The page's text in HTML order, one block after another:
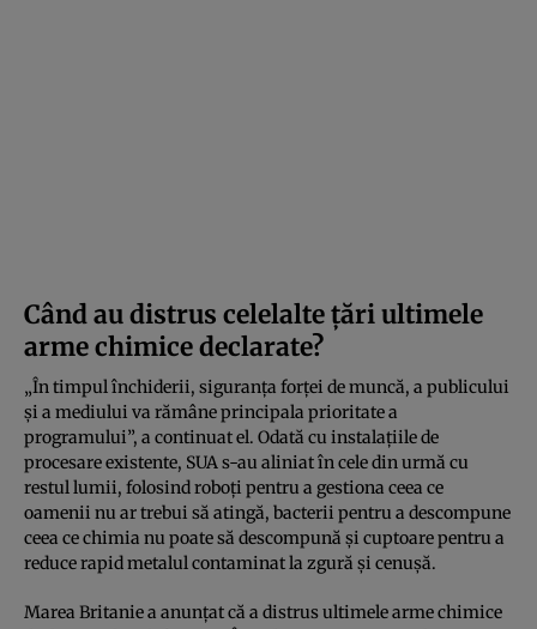
Când au distrus celelalte țări ultimele
arme chimice declarate?
„În timpul închiderii, siguranța forței de muncă, a publicului
și a mediului va rămâne principala prioritate a
programului”, a continuat el. Odată cu instalațiile de
procesare existente, SUA s-au aliniat în cele din urmă cu
restul lumii, folosind roboți pentru a gestiona ceea ce
oamenii nu ar trebui să atingă, bacterii pentru a descompune
ceea ce chimia nu poate să descompună și cuptoare pentru a
reduce rapid metalul contaminat la zgură și cenușă.
Marea Britanie a anunțat că a distrus ultimele arme chimice